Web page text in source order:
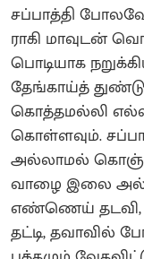
சப்பாத்தி
ராகி மாவுடன்
பொடியாக
தேங்காய்த்
கொத்தமல்லி
கொள்ளவும்.
அல்லாமல்
வாழை இலை
எண்ணெய் தடவி,
தட்டி, தவாவில்